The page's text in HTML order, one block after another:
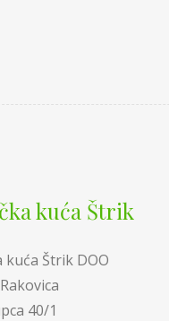
kuća Štrik
kuća Štrik DOO
40/1